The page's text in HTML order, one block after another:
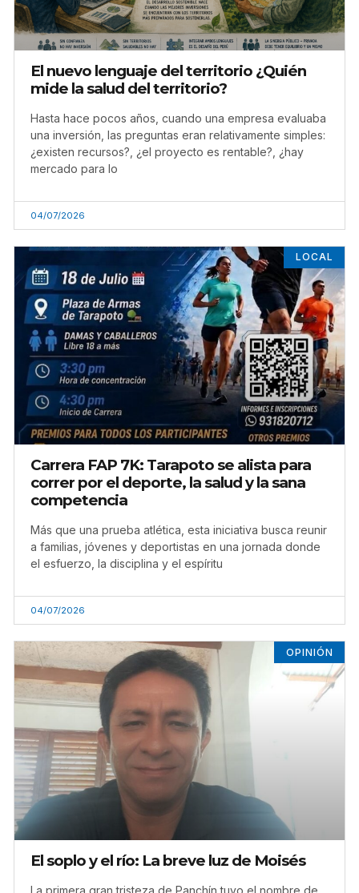
El nuevo lenguaje del territorio ¿Quién
mide la salud del territorio?
Hasta hace pocos años, cuando una empresa evaluaba
una inversión, las preguntas eran relativamente simples:
¿existen recursos?, ¿el proyecto es rentable?, ¿hay
mercado para lo
04/07/2026
LOCAL
Carrera FAP 7K: Tarapoto se alista para
correr por el deporte, la salud y la sana
competencia
Más que una prueba atlética, esta iniciativa busca reunir
a familias, jóvenes y deportistas en una jornada donde
el esfuerzo, la disciplina y el espíritu
04/07/2026
OPINIÓN
El soplo y el río: La breve luz de Moisés
La primera gran tristeza de Panchín tuvo el nombre de